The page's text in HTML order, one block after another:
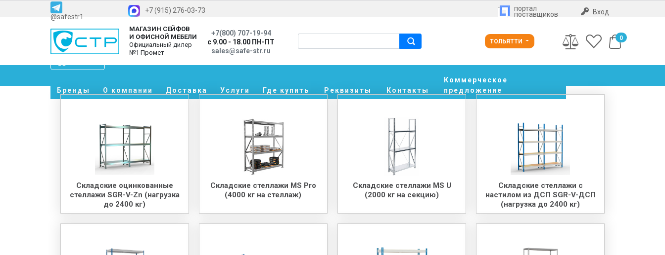
@safestr1
+7 (915) 276-03-73 портал
поставщиков Вход
МАГАЗИН СЕЙФОВ
И ОФИСНОЙ МЕБЕЛИ
Официальный дилер
№1 Промет
+7(800) 707-19-94
с 9.00 - 18.00 ПН-ПТ
sales@safe-str.ru
ТОЛЬЯТТИ 0
Бренды О компании Доставка Услуги Где купить Реквизиты Контакты
Коммерческое
предложение
Складские оцинкованные
стеллажи SGR-V-Zn (нагрузка
до 2400 кг)
Складские стеллажи MS Pro
(4000 кг на стеллаж)
Складские стеллажи MS U
(2000 кг на секцию)
Складские стеллажи с
настилом из ДСП SGR-V-ДСП
(нагрузка до 2400 кг)